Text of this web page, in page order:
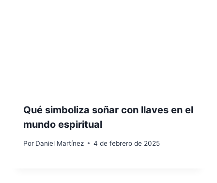
Qué simboliza soñar con llaves en el
mundo espiritual
Por Daniel Martínez 4 de febrero de 2025